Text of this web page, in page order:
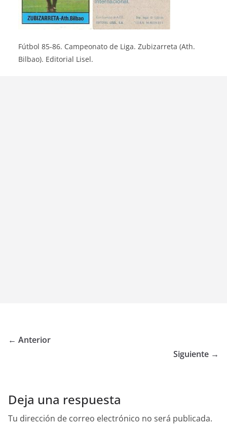
Fútbol 85-86. Campeonato de Liga. Zubizarreta (Ath.
Bilbao). Editorial Lisel.
← Anterior
Siguiente →
Deja una respuesta
Tu dirección de correo electrónico no será publicada.